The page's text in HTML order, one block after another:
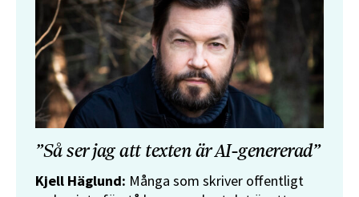
”Så ser jag att texten är AI-genererad”
Kjell Häglund: Många som skriver offentligt